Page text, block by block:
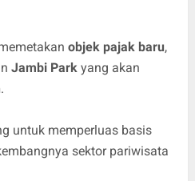
objek pajak baru,
Jambi Parkyang akan
.
untuk memperluas basis
sektor pariwisata